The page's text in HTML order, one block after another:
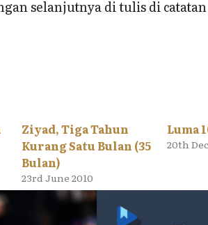
selanjutnya di tulis di
Ziyad, Tiga Tahun
Kurang Satu Bulan (35
Bulan)
23rd June 2010
Luma
20th